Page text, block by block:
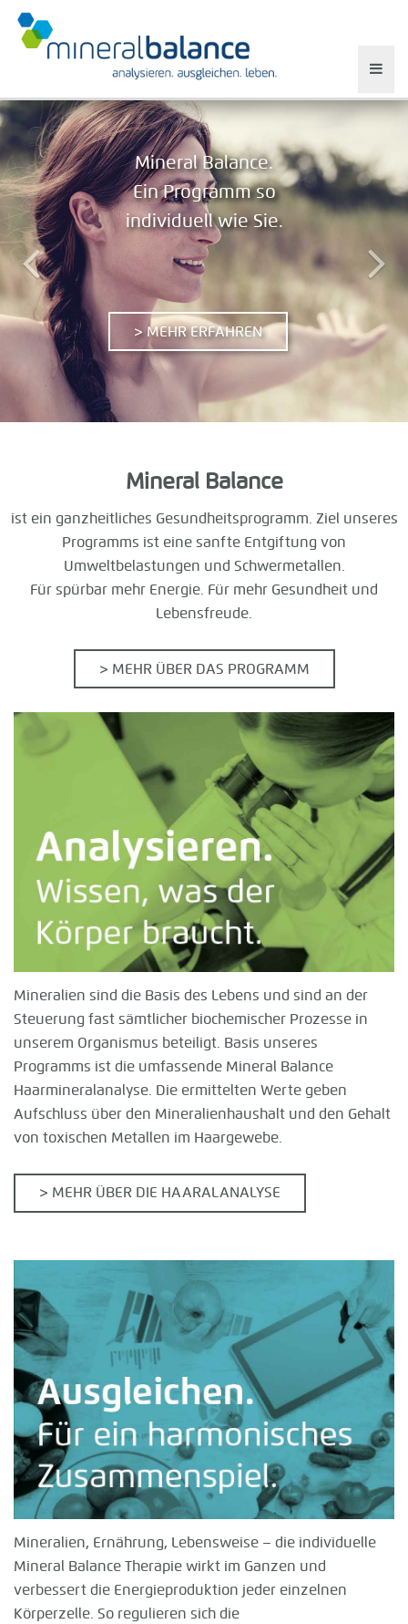
Mineral Balance.
Ein Programm so
individuell wie Sie.
> MEHR ERFAHREN
Mineral Balance
ist ein ganzheitliches Gesundheitsprogramm. Ziel unseres
Programms ist eine sanfte Entgiftung von
Umweltbelastungen und Schwermetallen.
Für spürbar mehr Energie. Für mehr Gesundheit und
Lebensfreude.
> MEHR ÜBER DAS PROGRAMM
Mineralien sind die Basis des Lebens und sind an der
Steuerung fast sämtlicher biochemischer Prozesse in
unserem Organismus beteiligt. Basis unseres
Programms ist die umfassende Mineral Balance
Haarmineralanalyse. Die ermittelten Werte geben
Aufschluss über den Mineralienhaushalt und den Gehalt
von toxischen Metallen im Haargewebe.
> MEHR ÜBER DIE HAARALANALYSE
Mineralien, Ernährung, Lebensweise – die individuelle
Mineral Balance Therapie wirkt im Ganzen und
verbessert die Energieproduktion jeder einzelnen
Körperzelle. So regulieren sich die